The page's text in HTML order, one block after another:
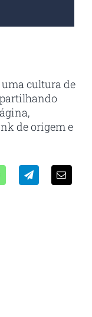
cultura de
de origem e